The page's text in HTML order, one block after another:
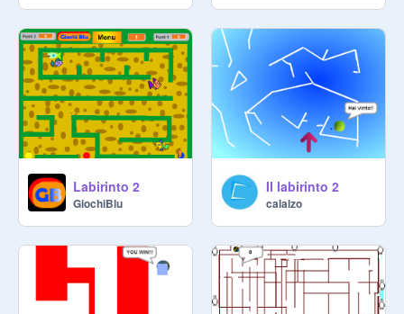
Labirinto 2
GiochiBlu
Il labirinto 2
calalzo